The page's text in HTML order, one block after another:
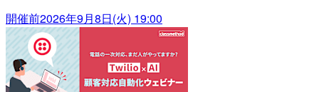
開催前2026年9月8日(火) 19:00